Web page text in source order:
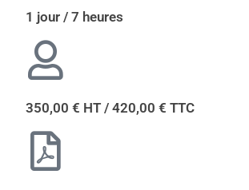
1 jour / 7 heures
350,00 € HT / 420,00 € TTC